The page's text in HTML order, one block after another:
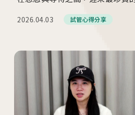
板橋院區
門診異動
2026.04.16
台中總院 「婚後孕前健康檢查
檢」、「婚前健康檢查」及「
2026.04.03 試管心得分享